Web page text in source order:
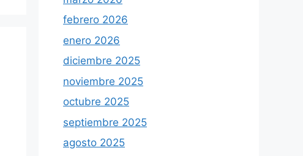
febrero 2026
enero 2026
diciembre 2025
noviembre 2025
octubre 2025
septiembre 2025
agosto 2025